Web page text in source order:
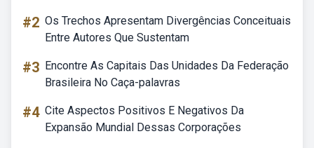
#2 Os Trechos Apresentam Divergências Conceituais
Entre Autores Que Sustentam
#3 Encontre As Capitais Das Unidades Da Federação
Brasileira No Caça-palavras
#4 Cite Aspectos Positivos E Negativos Da
Expansão Mundial Dessas Corporações